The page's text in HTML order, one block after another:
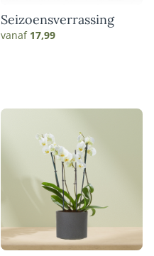
Seizoensverrassing
vanaf 17,99